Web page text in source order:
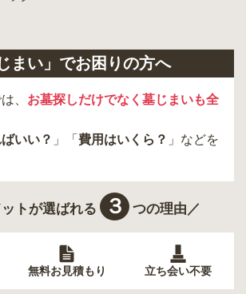
まい」でお困りの方へ
、 お墓探しだけでなく墓じまいも全
いい？ 」「 費用はいくら？ 」などを
トが選ばれる ３ つの理由／
無料お見積もり 立ち会い不要